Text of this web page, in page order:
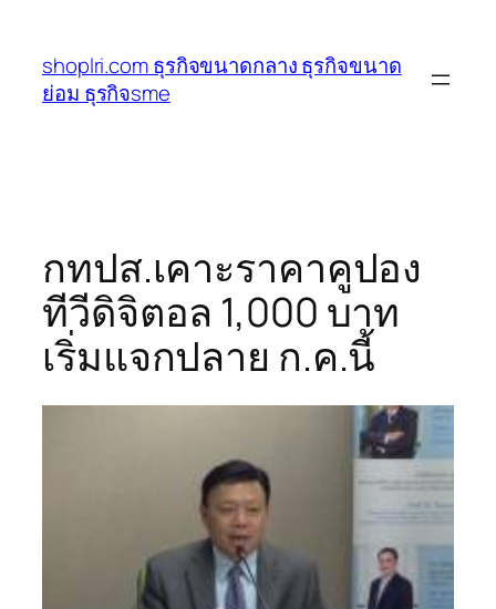
เนื้อหา
shoplri.com ธุรกิจขนาดกลาง ธุรกิจขนาด
ย่อม ธุรกิจsme
กทปส.เคาะราคาคูปอง
ทีวีดิจิตอล 1,000 บาท
เริ่มแจกปลาย ก.ค.นี้